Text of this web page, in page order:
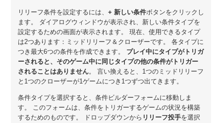
リリーフ条件を設定するには、 + 新しい条件ボタンをクリックし
ます。 ダイアログウィンドウが表示され、新しい条件タイプを
設定するための画面が表示されます。 現在、使用できるタイプ
は2つあります：ミッドリリーフ＆クローザーです。 各タイプに
つき最大6つの条件を作成できます。 プレイ中にタイプがトリガ
ーされると、そのゲーム中に同じタイプの他の条件がトリガー
されることはありません。 言い換えると、1つのミッドリリーフ
と1つのクローザーが1ゲームにつき1つずつ出てきます。
条件タイプを選択すると、条件ビルダーフォームに移動しま
す。 このフォームは、条件をトリガーするゲームの状況を構築
するためのものです。 ドロップダウンから リリーフ投手を選択